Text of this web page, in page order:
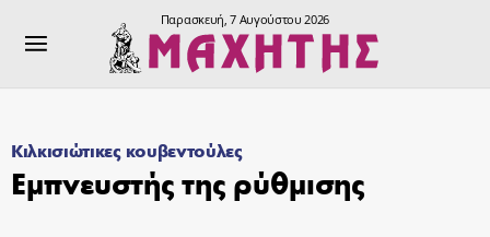
Παρασκευή, 7 Αυγούστου 2026
Κιλκισιώτικες κουβεντούλες
Εμπνευστής της ρύθμισης